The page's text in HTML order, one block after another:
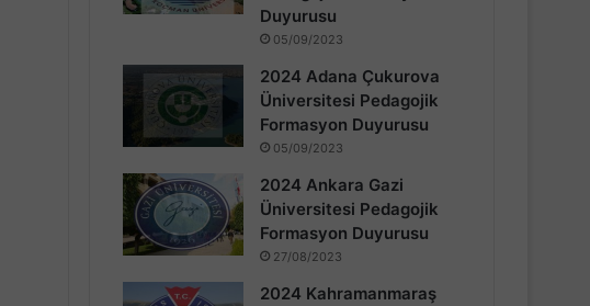
Duyurusu
05/09/2023
2024 Adana Çukurova
Üniversitesi Pedagojik
Formasyon Duyurusu
05/09/2023
2024 Ankara Gazi
Üniversitesi Pedagojik
Formasyon Duyurusu
27/08/2023
2024 Kahramanmaraş